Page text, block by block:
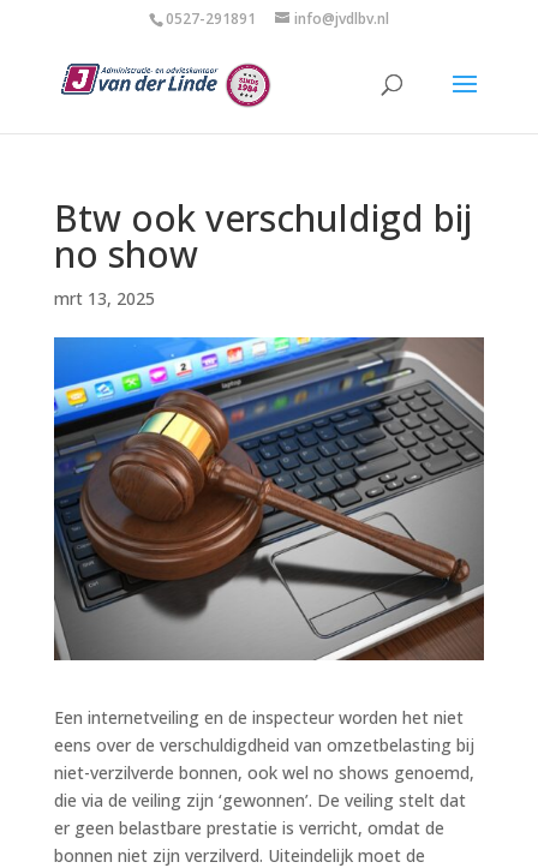
0527-291891 info@jvdlbv.nl
Btw ook verschuldigd bij
no show
mrt 13, 2025
Een internetveiling en de inspecteur worden het niet
eens over de verschuldigdheid van omzetbelasting bij
niet-verzilverde bonnen, ook wel no shows genoemd,
die via de veiling zijn ‘gewonnen’. De veiling stelt dat
er geen belastbare prestatie is verricht, omdat de
bonnen niet zijn verzilverd. Uiteindelijk moet de